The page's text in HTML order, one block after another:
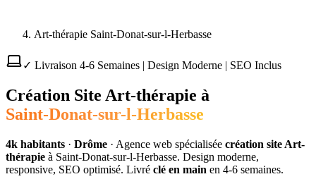
Art-thérapie Saint-Donat-sur-l-Herbasse
✓ Livraison 4-6 Semaines | Design Moderne | SEO Inclus
Création Site Art-thérapie à
Saint-Donat-sur-l-Herbasse
4k habitants · Drôme · Agence web spécialisée création site Art-
thérapie à Saint-Donat-sur-l-Herbasse. Design moderne,
responsive, SEO optimisé. Livré clé en main en 4-6 semaines.